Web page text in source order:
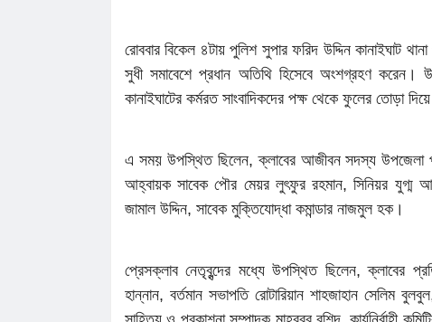
রোববার বিকেল ৪টায় পুলিশ সুপার ফরিদ উদ্দিন কানাইঘাট
সুধী সমাবেশে প্রধান অতিথি হিসেবে অংশগ্রহণ করেন।
কানাইঘাটের কর্মরত সাংবাদিকদের পক্ষ থেকে ফুলের তোড়া
এ সময় উপস্থিত ছিলেন, ক্লাবের আজীবন সদস্য উপজেলা
আহ্বায়ক সাবেক পৌর মেয়র লুৎফুর রহমান, সিনিয়র যুগ্ম
জামাল উদ্দিন, সাবেক মুক্তিযোদ্ধা কমান্ডার নাজমুল হক।
প্রেসক্লাব নেতৃবৃন্দের মধ্যে উপস্থিত ছিলেন, ক্লাবের
হান্নান, বর্তমান সভাপতি রোটারিয়ান শাহজাহান সেলিম